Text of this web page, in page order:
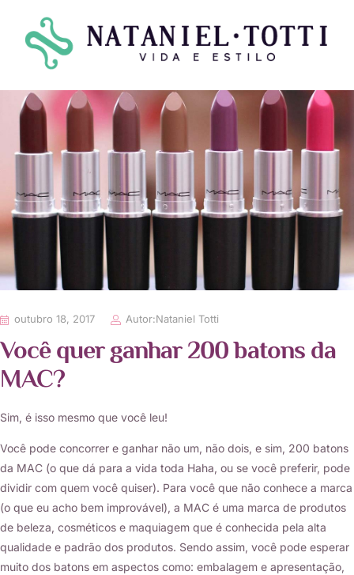
outubro 18, 2017 Autor:Nataniel Totti
Você quer ganhar 200 batons da
MAC?
Sim, é isso mesmo que você leu!
Você pode concorrer e ganhar não um, não dois, e sim, 200 batons
da MAC (o que dá para a vida toda Haha, ou se você preferir, pode
dividir com quem você quiser). Para você que não conhece a marca
(o que eu acho bem improvável), a MAC é uma marca de produtos
de beleza, cosméticos e maquiagem que é conhecida pela alta
qualidade e padrão dos produtos. Sendo assim, você pode esperar
muito dos batons em aspectos como: embalagem e apresentação,